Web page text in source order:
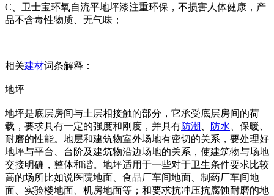
C、卫士宝环氧自流平地坪漆注重环保，不损害人体健康，产
品不含毒性物质、无气味；
相关建材词条解释：
地坪
地坪是底层房间与土层相接触的部分，它承受底层房间的荷
载，要求具有一定的强度和刚度，并具有防潮 防水 、保暖、
耐磨的性能。地层和建筑物室外场地有密切的关系，要处理好
地坪与平台、台阶及建筑物沿边场地的关系，使建筑物与场地
交接明确，整体和谐。地坪适用于一些对于卫生条件要求比较
高的场所比如说医院地面、食品厂车间地面、制药厂车间地
面、实验楼地面、机房地面等；和要求抗冲压抗腐蚀耐磨的地